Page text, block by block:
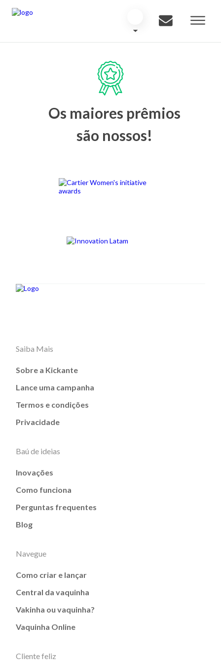
Os maiores prêmios
são nossos!
Saiba Mais
Sobre a Kickante
Lance uma campanha
Termos e condições
Privacidade
Baú de ideias
Inovações
Como funciona
Perguntas frequentes
Blog
Navegue
Como criar e lançar
Central da vaquinha
Vakinha ou vaquinha?
Vaquinha Online
Cliente feliz